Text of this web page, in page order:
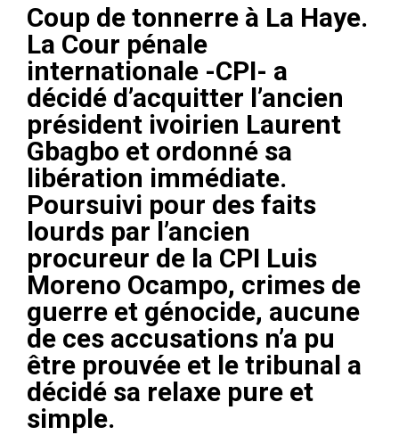
Coup de tonnerre à La Haye.
La Cour pénale
internationale -CPI- a
décidé d’acquitter l’ancien
président ivoirien Laurent
Gbagbo et ordonné sa
libération immédiate.
Poursuivi pour des faits
lourds par l’ancien
procureur de la CPI Luis
Moreno Ocampo, crimes de
guerre et génocide, aucune
de ces accusations n’a pu
être prouvée et le tribunal a
décidé sa relaxe pure et
simple.